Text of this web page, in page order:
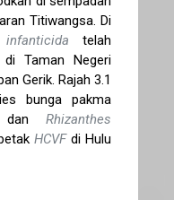
Titiwangsa. Di
telah
Taman Negeri
Gerik. Rajah 3.1
bunga pakma
Rhizanthes
HCVFdi Hulu